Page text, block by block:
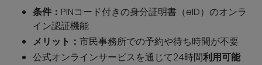
条件： PINコード付きの身分証明書（eID）のオンラ
イン認証機能
メリット： 市民事務所での予約や待ち時間が不要
公式オンラインサービスを通じて24時間利用可能